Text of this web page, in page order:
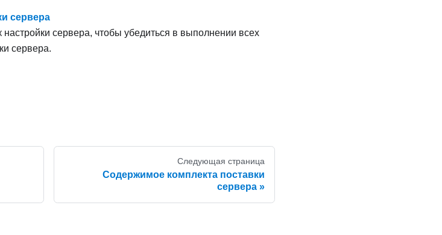
сервера
настройки сервера, чтобы убедиться в выполнении всех
сервера.
Следующая страница
Содержимое комплекта поставки
сервера